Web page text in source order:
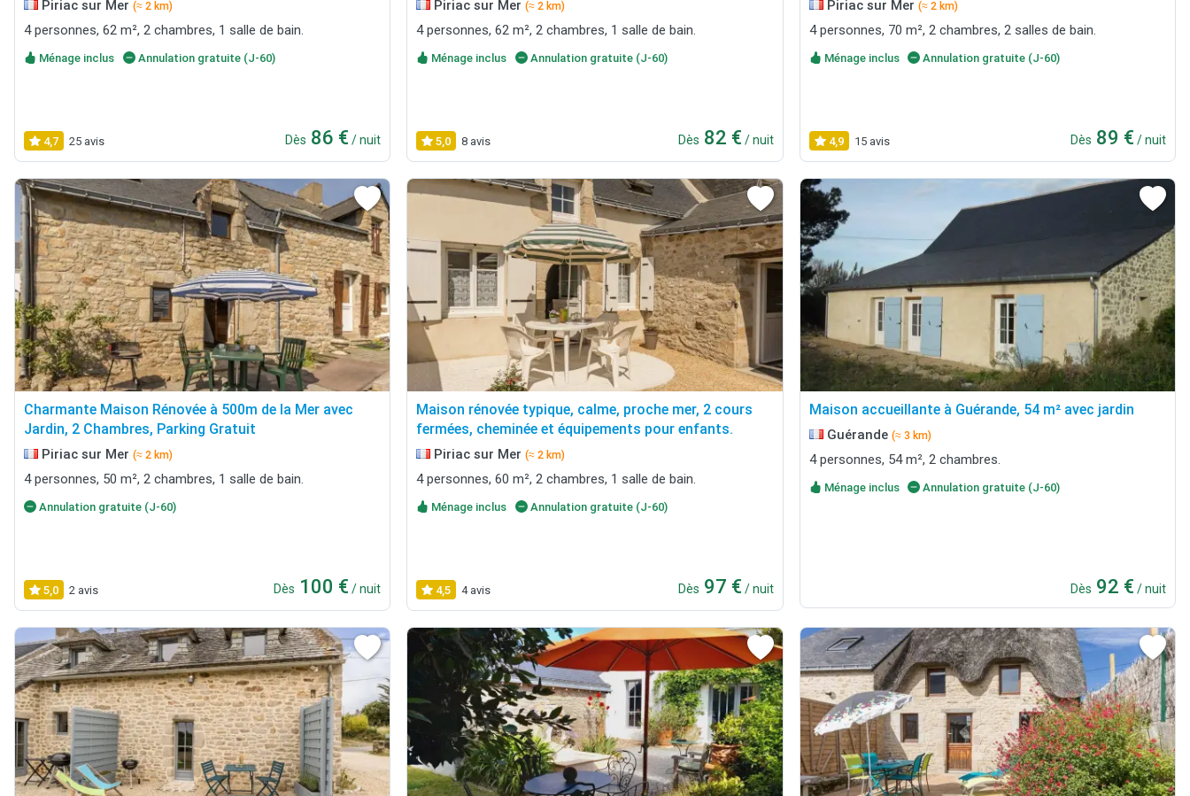
Piriac sur Mer (≈ 2 km)
4 personnes, 62 m², 2 chambres, 1 salle de bain.
Ménage inclus Annulation gratuite (J-60)
4,7 25 avis Dès 86 € / nuit
Piriac sur Mer(≈ 2 km)
4 personnes, 62 m², 2 chambres, 1 salle de bain.
Ménage inclus Annulation gratuite (J-60)
5,0 8 avis Dès 82 € / nuit
Piriac sur Mer (≈ 2 km)
4 personnes, 70 m², 2 chambres, 2 salles de bain.
Ménage inclus Annulation gratuite (J-60)
4,9 15 avis Dès 89 € / nuit
Charmante Maison Rénovée à 500m de la Mer avec
Jardin, 2 Chambres, Parking Gratuit
Piriac sur Mer (≈ 2 km)
4 personnes, 50 m², 2 chambres, 1 salle de bain.
Annulation gratuite (J-60)
5,0 2 avis Dès 100 € / nuit
Maison rénovée typique, calme, proche mer, 2 cours
fermées, cheminée et équipements pour enfants.
Piriac sur Mer(≈ 2 km)
4 personnes, 60 m², 2 chambres, 1 salle de bain.
Ménage inclus Annulation gratuite (J-60)
4,5 4 avis Dès 97 € / nuit
Maison accueillante à Guérande, 54 m² avec jardin
Guérande (≈ 3 km)
4 personnes, 54 m², 2 chambres.
Ménage inclus Annulation gratuite (J-60)
Dès 92 € / nuit